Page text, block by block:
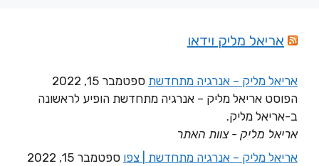
אריאל מליק וידאו
אריאל מליק – אנרגיה מתחדשת ספטמבר 15, 2022
הפוסט אריאל מליק – אנרגיה מתחדשת הופיע לראשונה
ב-אריאל מליק.
אריאל מליק - צוות האתר
אריאל מליק – אנרגיה מתחדשת | צפו ספטמבר 15, 2022